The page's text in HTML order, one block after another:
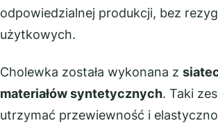
odpowiedzialnej produkcji, bez
użytkowych.
Cholewka została wykonana z
materiałów syntetycznych. Taki
utrzymać przewiewność i